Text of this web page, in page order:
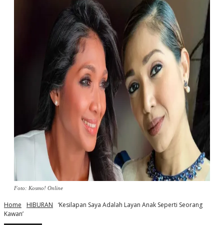
Foto: Kosmo! Online
Home HIBURAN
‘Kesilapan Saya Adalah Layan Anak Seperti Seorang
Kawan’